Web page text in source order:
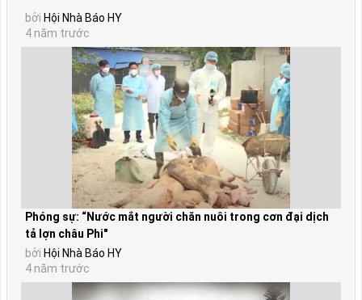
bởi Hội Nhà Báo HY
4 năm trước
Phóng sự: “Nước mắt người chăn nuôi trong cơn đại dịch
tả lợn châu Phi"
bởi Hội Nhà Báo HY
4 năm trước